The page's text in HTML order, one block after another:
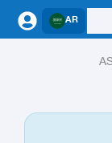
AR